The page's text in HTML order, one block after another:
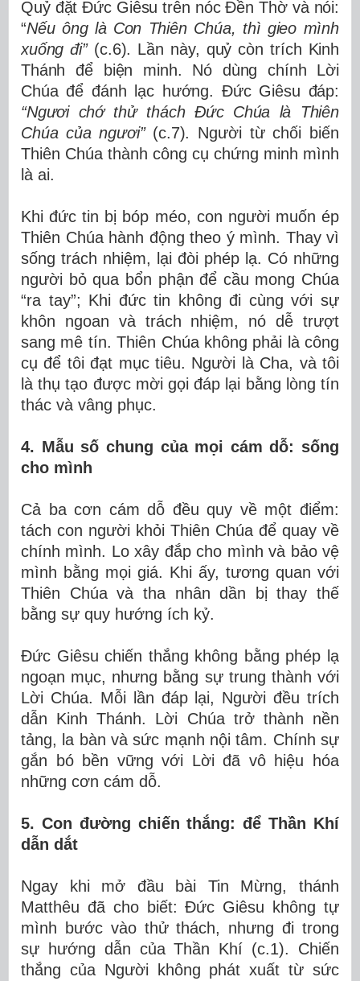
Quỷ đặt Đức Giêsu trên nóc Đền Thờ và nói:
“Nếu ông là Con Thiên Chúa, thì gieo mình
xuống đi” (c.6). Lần này, quỷ còn trích Kinh
Thánh để biện minh. Nó dùng chính Lời
Chúa để đánh lạc hướng. Đức Giêsu đáp:
“Ngươi chớ thử thách Đức Chúa là Thiên
Chúa của ngươi”(c.7). Người từ chối biến
Thiên Chúa thành công cụ chứng minh mình
là ai.
Khi đức tin bị bóp méo, con người muốn ép
Thiên Chúa hành động theo ý mình. Thay vì
sống trách nhiệm, lại đòi phép lạ. Có những
người bỏ qua bổn phận để cầu mong Chúa
“ra tay”; Khi đức tin không đi cùng với sự
khôn ngoan và trách nhiệm, nó dễ trượt
sang mê tín. Thiên Chúa không phải là công
cụ để tôi đạt mục tiêu. Người là Cha, và tôi
là thụ tạo được mời gọi đáp lại bằng lòng tín
thác và vâng phục.
4. Mẫu số chung của mọi cám dỗ: sống
cho mình
Cả ba cơn cám dỗ đều quy về một điểm:
tách con người khỏi Thiên Chúa để quay về
chính mình. Lo xây đắp cho mình và bảo vệ
mình bằng mọi giá. Khi ấy, tương quan với
Thiên Chúa và tha nhân dần bị thay thế
bằng sự quy hướng ích kỷ.
Đức Giêsu chiến thắng không bằng phép lạ
ngoạn mục, nhưng bằng sự trung thành với
Lời Chúa. Mỗi lần đáp lại, Người đều trích
dẫn Kinh Thánh. Lời Chúa trở thành nền
tảng, la bàn và sức mạnh nội tâm. Chính sự
gắn bó bền vững với Lời đã vô hiệu hóa
những cơn cám dỗ.
5. Con đường chiến thắng: để Thần Khí
dẫn dắt
Ngay khi mở đầu bài Tin Mừng, thánh
Matthêu đã cho biết: Đức Giêsu không tự
mình bước vào thử thách, nhưng đi trong
sự hướng dẫn của Thần Khí (c.1). Chiến
thắng của Người không phát xuất từ sức